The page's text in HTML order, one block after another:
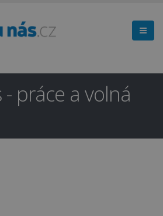
- práce a volná